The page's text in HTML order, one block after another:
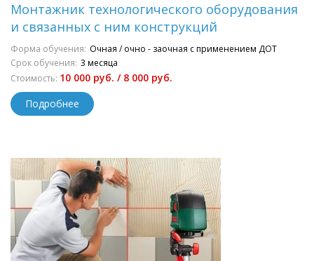
Монтажник технологического оборудования
и связанных с ним конструкций
Форма обучения: Очная / очно - заочная с применением ДОТ
Срок обучения: 3 месяца
Стоимость: 10 000 руб. / 8 000 руб.
Подробнее